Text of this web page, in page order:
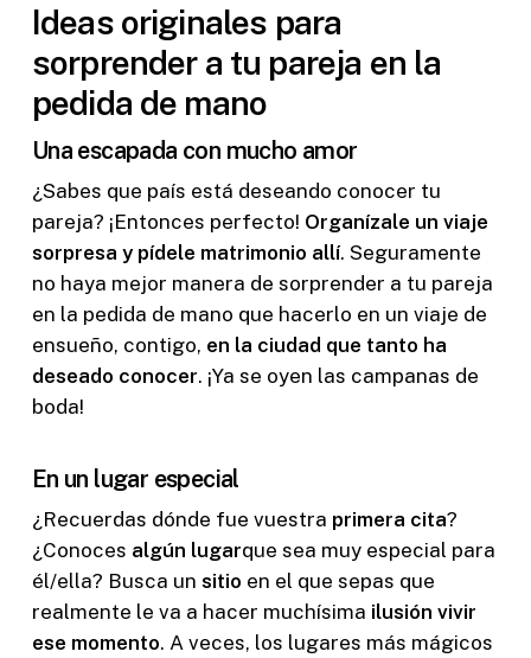
Ideas originales para
sorprender a tu pareja en la
pedida de mano
Una escapada con mucho amor
¿Sabes que país está deseando conocer tu
pareja? ¡Entonces perfecto! Organízale un viaje
sorpresa y pídele matrimonio allí. Seguramente
no haya mejor manera de sorprender a tu pareja
en la pedida de mano que hacerlo en un viaje de
ensueño, contigo, en la ciudad que tanto ha
deseado conocer. ¡Ya se oyen las campanas de
boda!
En un lugar especial
¿Recuerdas dónde fue vuestra primera cita?
¿Conoces algún lugarque sea muy especial para
él/ella? Busca un sitio en el que sepas que
realmente le va a hacer muchísima ilusión vivir
ese momento. A veces, los lugares más mágicos